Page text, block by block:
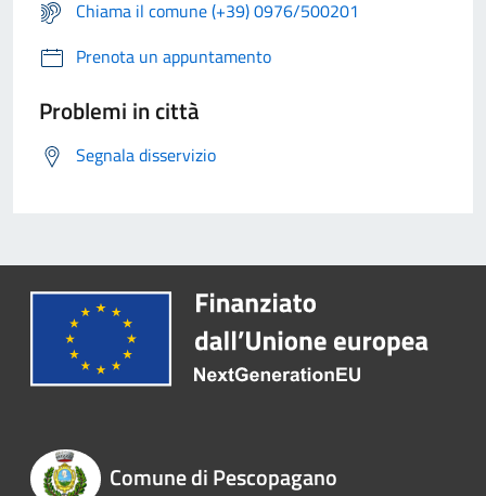
Chiama il comune (+39) 0976/500201
Prenota un appuntamento
Problemi in città
Segnala disservizio
Comune di Pescopagano